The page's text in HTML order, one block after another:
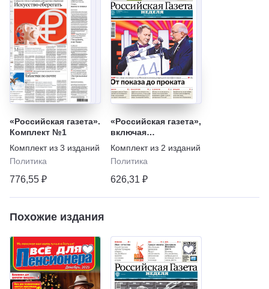
«Российская газета».
Комплект №1
Комплект из 3 изданий
Политика
776,55 ₽
«Российская газета»,
включая
еженедельный
выпуск «Российской
газеты» – Неделя
Комплект из 2 изданий
Политика
626,31 ₽
Похожие издания